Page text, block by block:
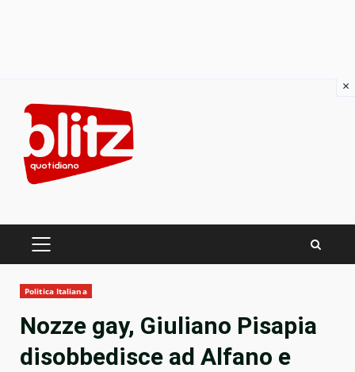
content
PRIMARY
Politica Italiana
Nozze gay, Giuliano Pisapia
disobbedisce ad Alfano e
×